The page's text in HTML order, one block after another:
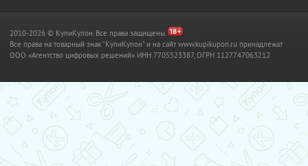
2010-2026 © КупиКупон. Все права защищены.
Все права на товарный знак "КупиКупон" и на сайт www.kupikupon.ru принадлежат
OOO «Агентство цифровых решений» ИНН 7705523387, ОГРН 1127747063212